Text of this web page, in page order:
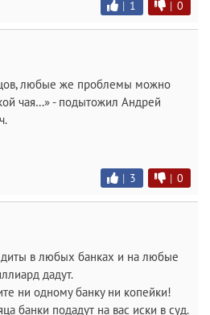
| 1 | 0
любые же проблемы можно
чая…» - подытожил Андрей
| 3 | 0
в любых банках и на любые
дадут.
ни одному банку ни копейки!
банки подадут на вас иски в суд.